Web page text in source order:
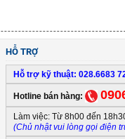
HỖ TRỢ
Hỗ trợ kỹ thuật: 028.6683
Hotline bán hàng:
Làm việc: Từ 8h00 đến
(Chủ nhật vui lòng gọi điện